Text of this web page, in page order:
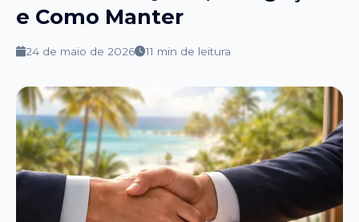
e Como Manter
24 de maio de 2026 11 min de leitura